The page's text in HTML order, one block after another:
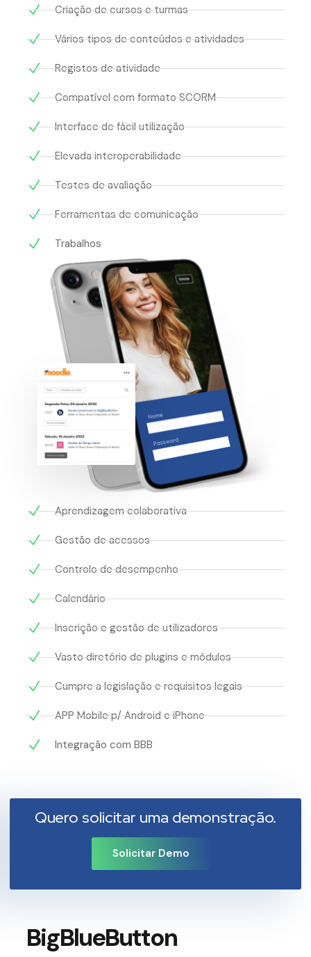
Criação de cursos e turmas
Vários tipos de conteúdos e atividades
Registos de atividade
Compatível com formato SCORM
Interface de fácil utilização
Elevada interoperabilidade
Testes de avaliação
Ferramentas de comunicação
Trabalhos
Aprendizagem colaborativa
Gestão de acessos
Controlo de desempenho
Calendário
Inscrição e gestão de utilizadores
Vasto diretório de plugins e módulos
Cumpre a legislação e requisitos legais
APP Mobile p/ Android e iPhone
Integração com BBB
Quero solicitar uma demonstração.
Solicitar Demo
BigBlueButton